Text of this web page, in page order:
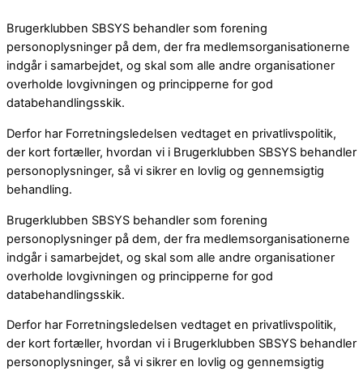
Brugerklubben SBSYS behandler som forening
personoplysninger på dem, der fra medlemsorganisationerne
indgår i samarbejdet, og skal som alle andre organisationer
overholde lovgivningen og principperne for god
databehandlingsskik.
Derfor har Forretningsledelsen vedtaget en privatlivspolitik,
der kort fortæller, hvordan vi i Brugerklubben SBSYS behandler
personoplysninger, så vi sikrer en lovlig og gennemsigtig
behandling.
Brugerklubben SBSYS behandler som forening
personoplysninger på dem, der fra medlemsorganisationerne
indgår i samarbejdet, og skal som alle andre organisationer
overholde lovgivningen og principperne for god
databehandlingsskik.
Derfor har Forretningsledelsen vedtaget en privatlivspolitik,
der kort fortæller, hvordan vi i Brugerklubben SBSYS behandler
personoplysninger, så vi sikrer en lovlig og gennemsigtig